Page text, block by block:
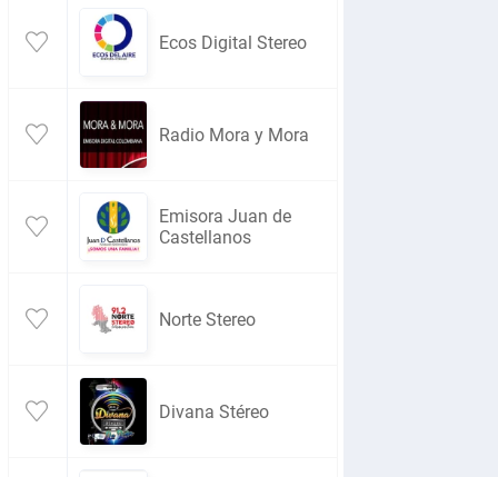
Ecos Digital Stereo
Radio Mora y Mora
Emisora Juan de
Castellanos
Norte Stereo
Divana Stéreo